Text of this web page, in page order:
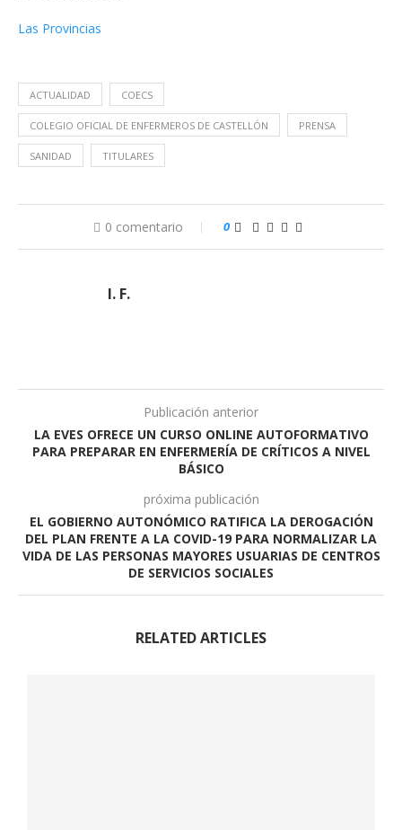
Las Provincias
ACTUALIDAD COECS
COLEGIO OFICIAL DE ENFERMEROS DE CASTELLÓN PRENSA
SANIDAD TITULARES
0 comentario 0
I. F.
Publicación anterior
LA EVES OFRECE UN CURSO ONLINE AUTOFORMATIVO
PARA PREPARAR EN ENFERMERÍA DE CRÍTICOS A NIVEL
BÁSICO
próxima publicación
EL GOBIERNO AUTONÓMICO RATIFICA LA DEROGACIÓN
DEL PLAN FRENTE A LA COVID-19 PARA NORMALIZAR LA
VIDA DE LAS PERSONAS MAYORES USUARIAS DE CENTROS
DE SERVICIOS SOCIALES
RELATED ARTICLES